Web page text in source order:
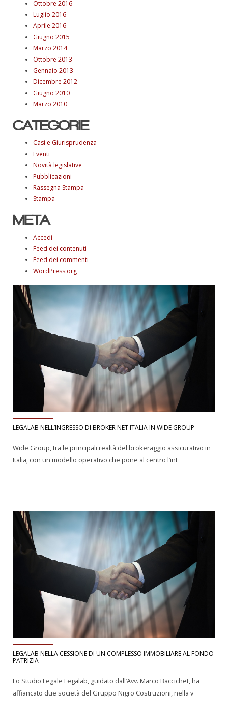
Ottobre 2016
Luglio 2016
Aprile 2016
Giugno 2015
Marzo 2014
Ottobre 2013
Gennaio 2013
Dicembre 2012
Giugno 2010
Marzo 2010
CATEGORIE
Casi e Giurisprudenza
Eventi
Novità legislative
Pubblicazioni
Rassegna Stampa
Stampa
META
Accedi
Feed dei contenuti
Feed dei commenti
WordPress.org
LEGALAB NELL’INGRESSO DI BROKER NET ITALIA IN WIDE GROUP
Wide Group, tra le principali realtà del brokeraggio assicurativo in
Italia, con un modello operativo che pone al centro l’int
LEGALAB NELLA CESSIONE DI UN COMPLESSO IMMOBILIARE AL FONDO
PATRIZIA
Lo Studio Legale Legalab, guidato dall’Avv. Marco Baccichet, ha
affiancato due società del Gruppo Nigro Costruzioni, nella v